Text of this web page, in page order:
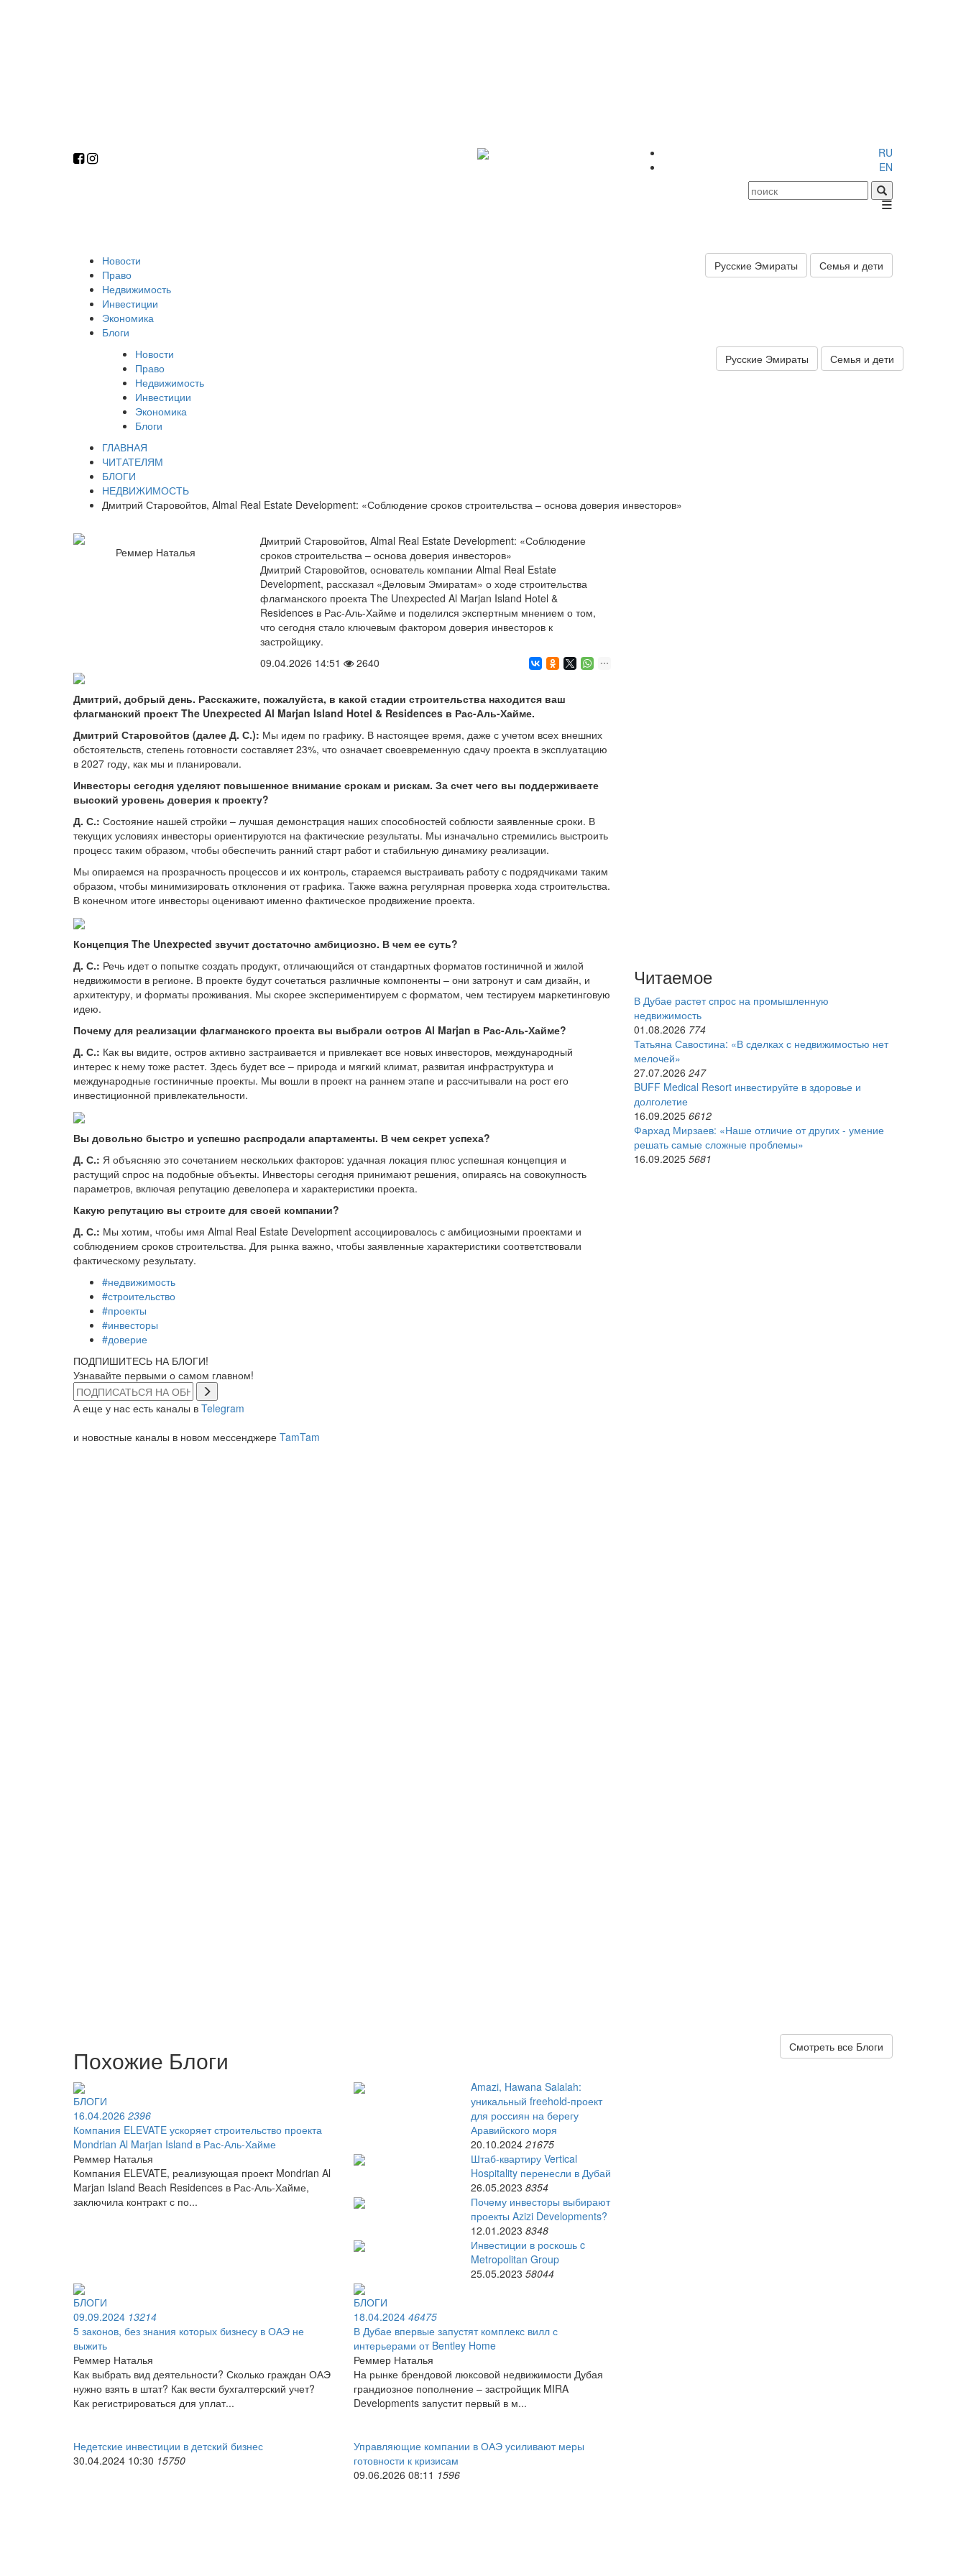
RU
EN
≡
Новости
Право
Недвижимость
Инвестиции
Экономика
Блоги
Русские Эмираты Семья и дети
Новости
Право
Недвижимость
Инвестиции
Экономика
Блоги
Русские Эмираты Семья и дети
ГЛАВНАЯ
ЧИТАТЕЛЯМ
БЛОГИ
НЕДВИЖИМОСТЬ
​Дмитрий Старовойтов, Almal Real Estate Development: «Соблюдение сроков строительства – основа доверия инвесторов»
Реммер Наталья
​Дмитрий Старовойтов, Almal Real Estate Development: «Соблюдение
сроков строительства – основа доверия инвесторов»
Дмитрий Старовойтов, основатель компании Almal Real Estate
Development, рассказал «Деловым Эмиратам» о ходе строительства
флагманского проекта The Unexpected Al Marjan Island Hotel &
Residences в Рас-Аль-Хайме и поделился экспертным мнением о том,
что сегодня стало ключевым фактором доверия инвесторов к
застройщику.
09.04.2026 14:51
2640
Дмитрий, добрый день. Расскажите, пожалуйста, в какой стадии строительства находится ваш
флагманский проект The Unexpected Al Marjan Island Hotel & Residences в Рас-Аль-Хайме.
Дмитрий Старовойтов (далее Д. С.): Мы идем по графику. В настоящее время, даже с учетом всех внешних
обстоятельств, степень готовности составляет 23%, что означает своевременную сдачу проекта в эксплуатацию
в 2027 году, как мы и планировали.
Инвесторы сегодня уделяют повышенное внимание срокам и рискам. За счет чего вы поддерживаете
высокий уровень доверия к проекту?
Д. С.: Состояние нашей стройки – лучшая демонстрация наших способностей соблюсти заявленные сроки. В
текущих условиях инвесторы ориентируются на фактические результаты. Мы изначально стремились выстроить
процесс таким образом, чтобы обеспечить ранний старт работ и стабильную динамику реализации.
Мы опираемся на прозрачность процессов и их контроль, стараемся выстраивать работу с подрядчиками таким
образом, чтобы минимизировать отклонения от графика. Также важна регулярная проверка хода строительства.
В конечном итоге инвесторы оценивают именно фактическое продвижение проекта.
Концепция The Unexpected звучит достаточно амбициозно. В чем ее суть?
Д. С.: Речь идет о попытке создать продукт, отличающийся от стандартных форматов гостиничной и жилой
недвижимости в регионе. В проекте будут сочетаться различные компоненты – они затронут и сам дизайн, и
архитектуру, и форматы проживания. Мы скорее экспериментируем с форматом, чем тестируем маркетинговую
идею.
Почему для реализации флагманского проекта вы выбрали остров Al Marjan в Рас-Аль-Хайме?
Д. С.: Как вы видите, остров активно застраивается и привлекает все новых инвесторов, международный
интерес к нему тоже растет. Здесь будет все – природа и мягкий климат, развитая инфраструктура и
международные гостиничные проекты. Мы вошли в проект на раннем этапе и рассчитывали на рост его
инвестиционной привлекательности.
Вы довольно быстро и успешно распродали апартаменты. В чем секрет успеха?
Д. С.: Я объясняю это сочетанием нескольких факторов: удачная локация плюс успешная концепция и
растущий спрос на подобные объекты. Инвесторы сегодня принимают решения, опираясь на совокупность
параметров, включая репутацию девелопера и характеристики проекта.
Какую репутацию вы строите для своей компании?
Д. С.: Мы хотим, чтобы имя Almal Real Estate Development ассоциировалось с амбициозными проектами и
соблюдением сроков строительства. Для рынка важно, чтобы заявленные характеристики соответствовали
фактическому результату.
#недвижимость
#строительство
#проекты
#инвесторы
#доверие
ПОДПИШИТЕСЬ НА БЛОГИ!
Узнавайте первыми о самом главном!
А еще у нас есть каналы в Telegram
и новостные каналы в новом мессенджере TamTam
Читаемое
В Дубае растет спрос на промышленную
недвижимость
01.08.2026 774
​Татьяна Савостина: «В сделках с недвижимостью нет
мелочей»
27.07.2026 247
BUFF Medical Resort инвестируйте в здоровье и
долголетие
16.09.2025 6612
Фархад Мирзаев: «Наше отличие от других - умение
решать самые сложные проблемы»
16.09.2025 5681
Похожие Блоги Смотреть все Блоги
БЛОГИ
16.04.2026 2396
Компания ELEVATE ускоряет строительство проекта
Mondrian Al Marjan Island в Рас-Аль-Хайме
Реммер Наталья
Компания ELEVATE, реализующая проект Mondrian Al
Marjan Island Beach Residences в Рас-Аль-Хайме,
заключила контракт с по...
​Amazi, Hawana Salalah:
уникальный freehold-проект
для россиян на берегу
Аравийского моря
20.10.2024 21675
​Штаб-квартиру Vertical
Hospitality перенесли в Дубай
26.05.2023 8354
​Почему инвесторы выбирают
проекты Azizi Developments?
12.01.2023 8348
Инвестиции в роскошь c
Metropolitan Group
25.05.2023 58044
БЛОГИ
09.09.2024 13214
5 законов, без знания которых бизнесу в ОАЭ не
выжить
Реммер Наталья
Как выбрать вид деятельности? Сколько граждан ОАЭ
нужно взять в штат? Как вести бухгалтерский учет?
Как регистрироваться для уплат...
БЛОГИ
18.04.2024 46475
​В Дубае впервые запустят комплекс вилл с
интерьерами от Bentley Home
Реммер Наталья
На рынке брендовой люксовой недвижимости Дубая
грандиозное пополнение – застройщик MIRA
Developments запустит первый в м...
​Недетские инвестиции в детский бизнес
30.04.2024 10:30 15750
Управляющие компании в ОАЭ усиливают меры
готовности к кризисам
09.06.2026 08:11 1596